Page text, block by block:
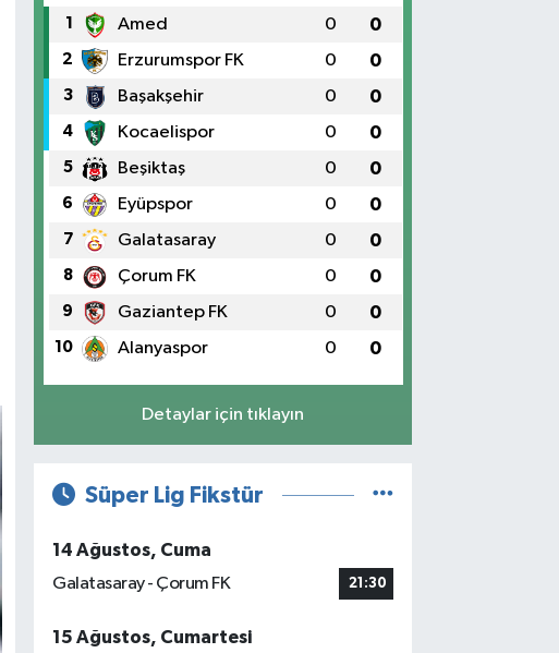
1 Amed 0 0
2 Erzurumspor FK 0 0
3 Başakşehir 0 0
4 Kocaelispor 0 0
5 Beşiktaş 0 0
6 Eyüpspor 0 0
7 Galatasaray 0 0
8 Çorum FK 0 0
9 Gaziantep FK 0 0
10 Alanyaspor 0 0
Detaylar için tıklayın
Süper Lig Fikstür
14 Ağustos, Cuma
Galatasaray - Çorum FK
21:30
15 Ağustos, Cumartesi